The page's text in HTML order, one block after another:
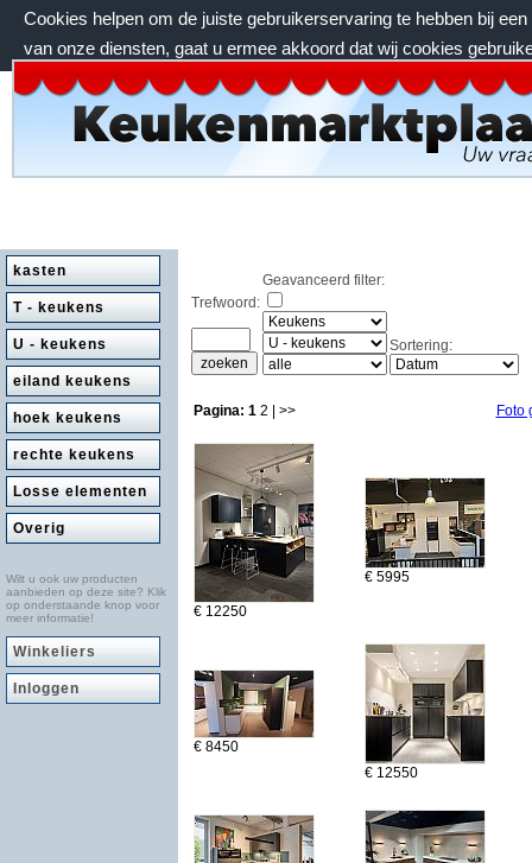
Cookies helpen om de juiste gebruikerservaring te hebben bij
van onze diensten, gaat u ermee akkoord dat wij cookies
zondag 9 augustus 2026, 03:40 uur
kasten
T - keukens
U - keukens
eiland keukens
hoek keukens
rechte keukens
Losse elementen
Overig
Wilt u ook uw producten
aanbieden op deze site? Klik
op onderstaande knop voor
meer informatie!
Winkeliers
Inloggen
Trefwoord:
Geavanceerd filter:
Sortering:
Pagina: 1 2 | >> Foto
€ 12250
€ 5995
€ 8450
€ 12550